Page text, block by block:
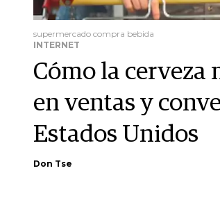
supermercado compra bebida
INTERNET
Cómo la cerveza
en ventas y
Estados Unidos
Don Tse